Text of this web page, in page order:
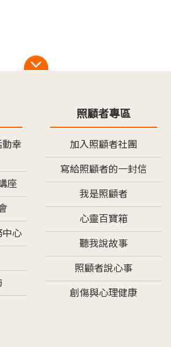
動幸
座
中心
照顧者專區
加入照顧者社團
寫給照顧者的一封信
我是照顧者
心靈百寶箱
聽我說故事
照顧者說心事
創傷與心理健康